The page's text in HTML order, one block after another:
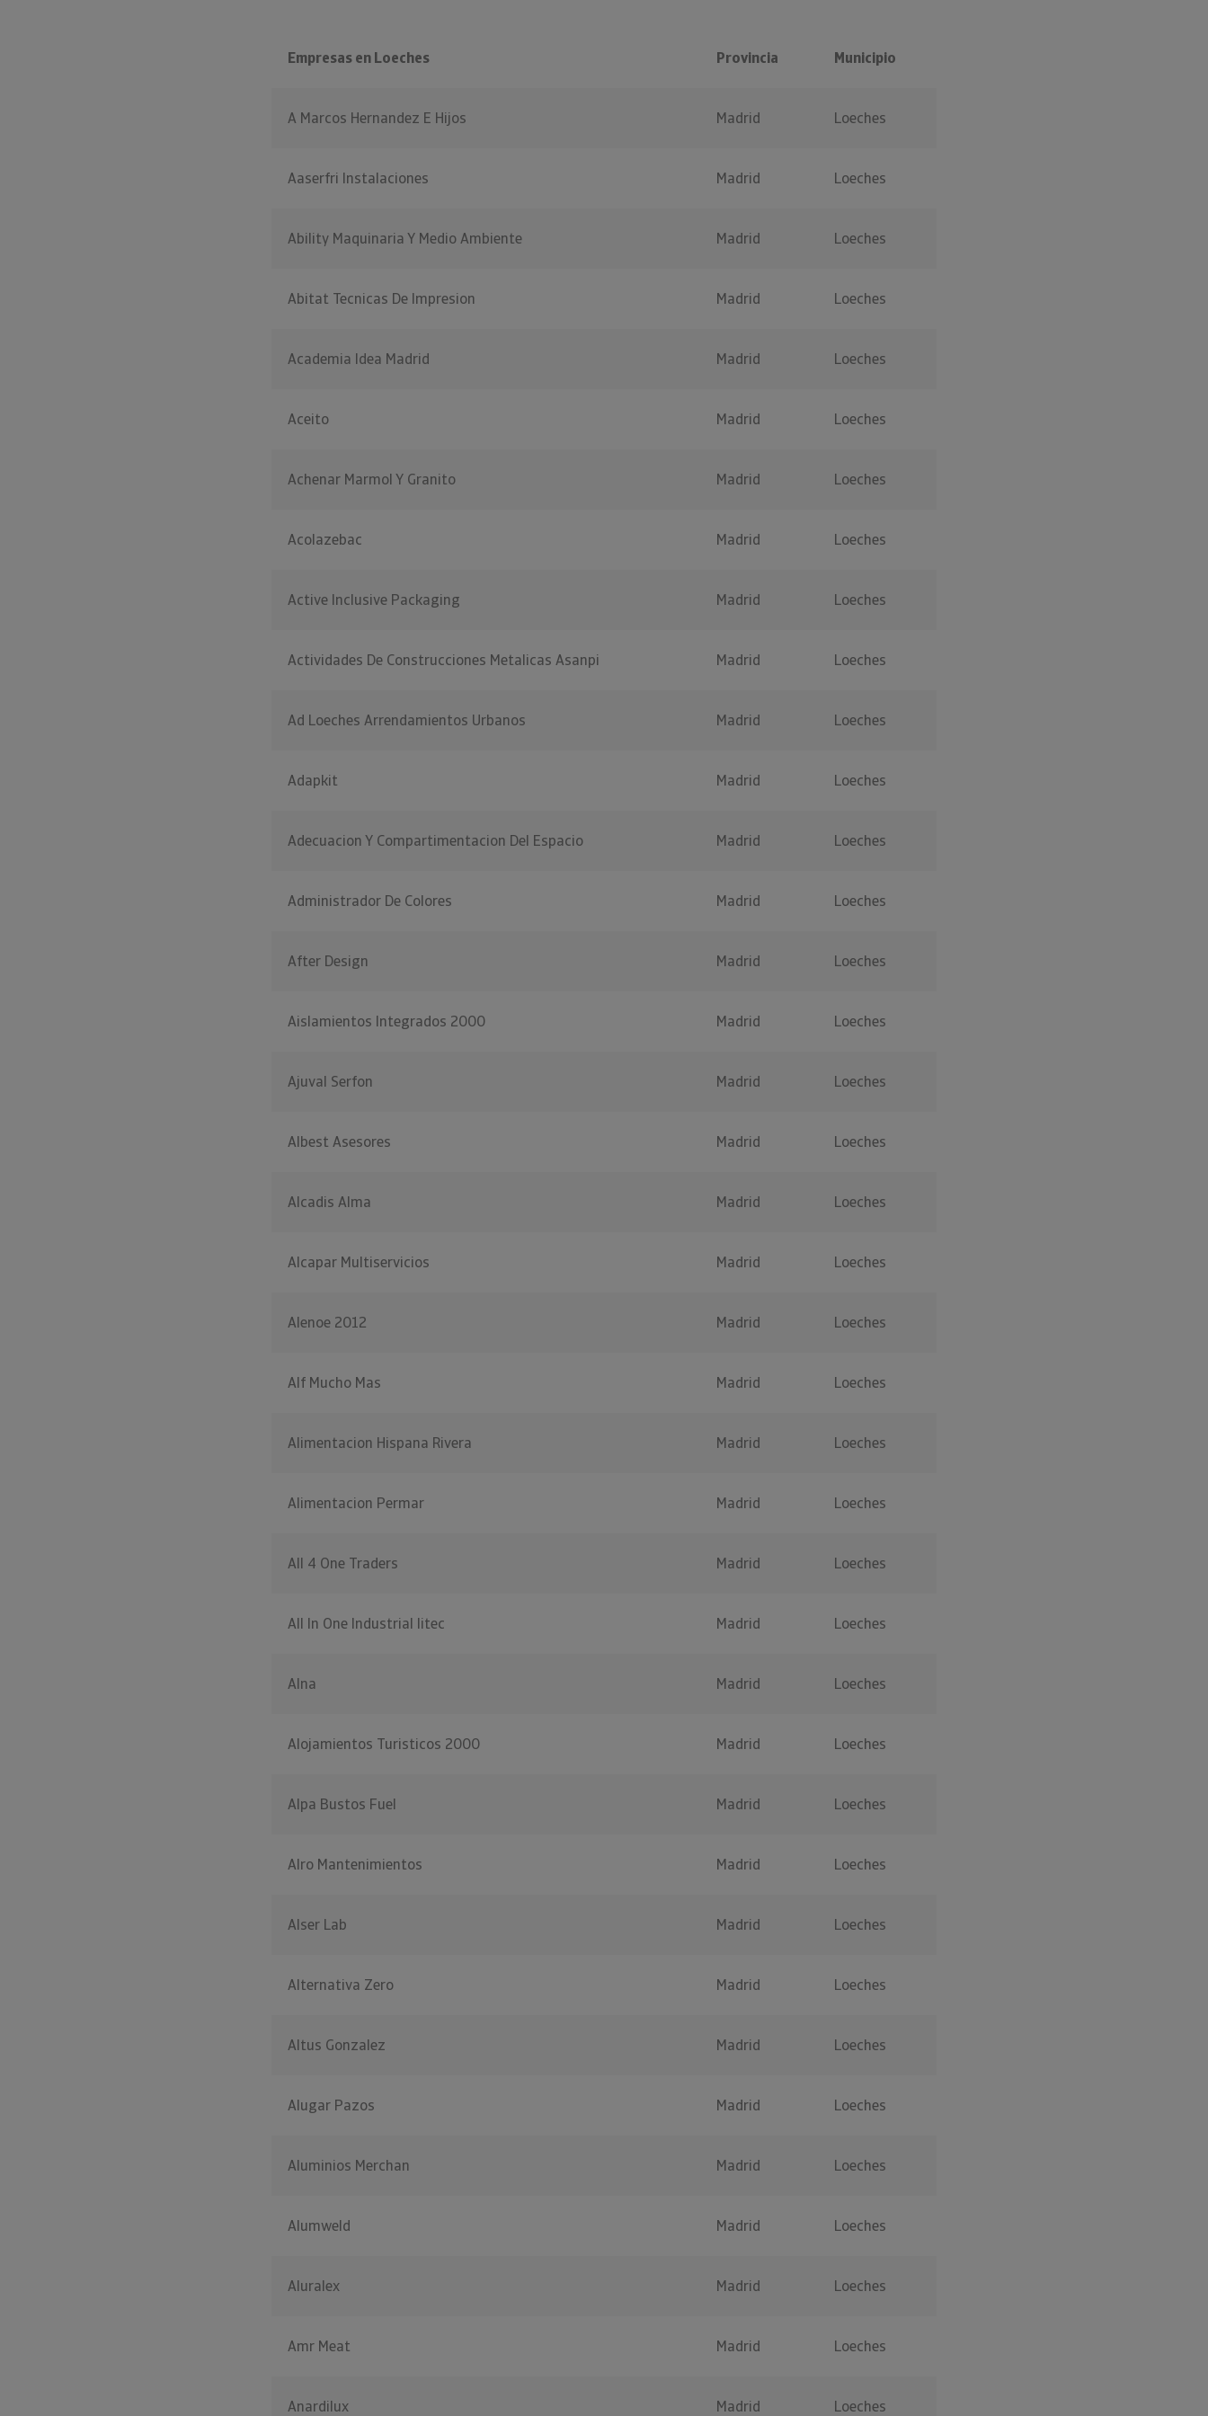
Empresas en Loeches Provincia Municipio
A Marcos Hernandez E Hijos Madrid Loeches
Aaserfri Instalaciones Madrid Loeches
Ability Maquinaria Y Medio Ambiente Madrid Loeches
Abitat Tecnicas De Impresion Madrid Loeches
Academia Idea Madrid Madrid Loeches
Aceito Madrid Loeches
Achenar Marmol Y Granito Madrid Loeches
Acolazebac Madrid Loeches
Active Inclusive Packaging Madrid Loeches
Actividades De Construcciones Metalicas Asanpi Madrid Loeches
Ad Loeches Arrendamientos Urbanos Madrid Loeches
Adapkit Madrid Loeches
Adecuacion Y Compartimentacion Del Espacio Madrid Loeches
Administrador De Colores Madrid Loeches
After Design Madrid Loeches
Aislamientos Integrados 2000 Madrid Loeches
Ajuval Serfon Madrid Loeches
Albest Asesores Madrid Loeches
Alcadis Alma Madrid Loeches
Alcapar Multiservicios Madrid Loeches
Alenoe 2012 Madrid Loeches
Alf Mucho Mas Madrid Loeches
Alimentacion Hispana Rivera Madrid Loeches
Alimentacion Permar Madrid Loeches
All 4 One Traders Madrid Loeches
All In One Industrial Iitec Madrid Loeches
Alna Madrid Loeches
Alojamientos Turisticos 2000 Madrid Loeches
Alpa Bustos Fuel Madrid Loeches
Alro Mantenimientos Madrid Loeches
Alser Lab Madrid Loeches
Alternativa Zero Madrid Loeches
Altus Gonzalez Madrid Loeches
Alugar Pazos Madrid Loeches
Aluminios Merchan Madrid Loeches
Alumweld Madrid Loeches
Aluralex Madrid Loeches
Amr Meat Madrid Loeches
Anardilux Madrid Loeches